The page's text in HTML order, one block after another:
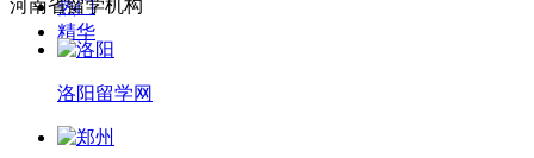
热门
精华
河南省留学机构
洛阳留学网